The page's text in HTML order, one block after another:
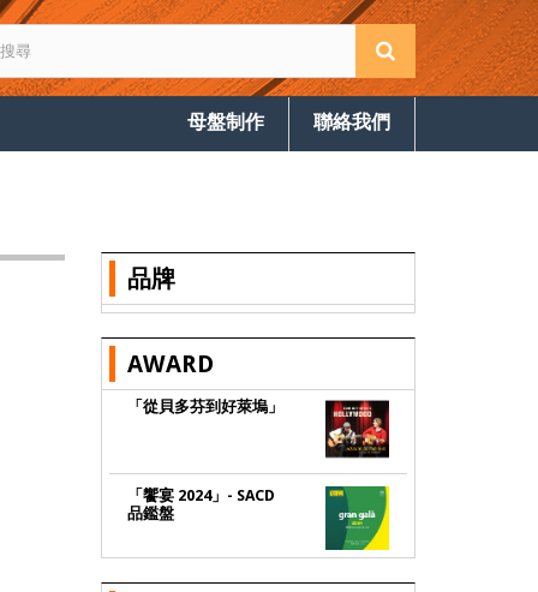
聯絡我們
母盤制作
品牌
AWARD
「從貝多芬到好萊塢」
「饗宴 2024」- SACD
品鑑盤